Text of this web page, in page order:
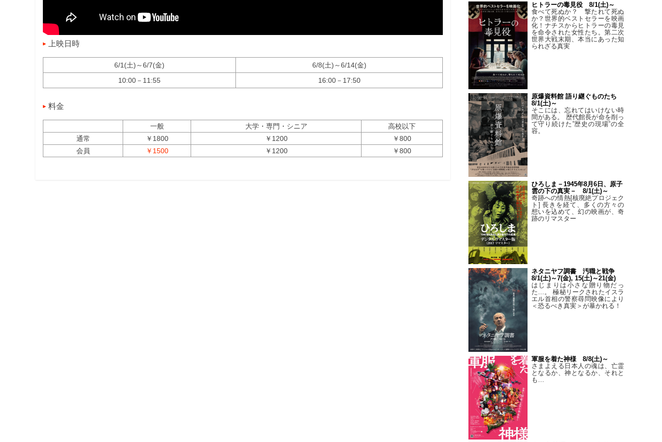
上映日時
6/1(土)～6/7(金)
6/8(土)～6/14(金)
10:00－11:55
16:00－17:50
料金
一般 大学・専門・シニア
高校以下
通常
￥1800 ￥1200
￥800
会員
￥1500 ￥1200 ￥800
ヒトラーの毒見役 8/1(土)～
食べて死ぬか？ 撃たれて死ぬ
か？世界的ベストセラーを映画
化！ナチスからヒトラーの毒見
を命令された女性たち。第二次
世界大戦末期、本当にあった知
られざる真実
原爆資料館 語り継ぐものたち
8/1(土)～
そこには、忘れてはいけない時
間がある。 歴代館長が命を削っ
て守り続けた”歴史の現場”の全
容。
ひろしま－1945年8月6日、原子
雲の下の真実－ 8/1(土)～
奇跡への情熱[核廃絶プロジェク
ト] 長きを経て、多くの方々の
想いを込めて、幻の映画が、奇
跡のリマスター
ネタニヤフ調書 汚職と戦争
8/1(土)～7(金), 15(土)～21(金)
はじまりは小さな贈り物だっ
た…。 極秘リークされたイスラ
エル首相の警察尋問映像により
＜恐るべき真実＞が暴かれる！
軍服を着た神様 8/8(土)～
さまよえる日本人の魂は、亡霊
となるか、神となるか、それと
も…